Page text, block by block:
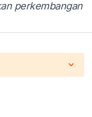
perkembangan